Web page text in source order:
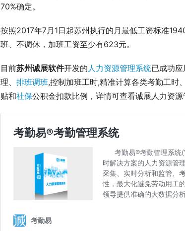
70%确定。
按照2017年7月1日起苏州执行的月最低工资标准
班、不调休，加班工资至少有623元。
目前苏州诚展软件开发的 人力资源管理系统已成功
理、 排班调班,控制加班工时,精准计算各类考勤工时
贴和社保公积金扣款比例，详情可查看诚展人力资源